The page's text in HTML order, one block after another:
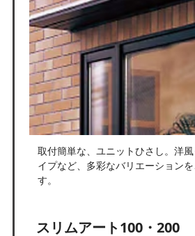
取付簡単な、ユニットひさし。洋
イプなど、多彩なバリエーション
す。
スリムアート100・200